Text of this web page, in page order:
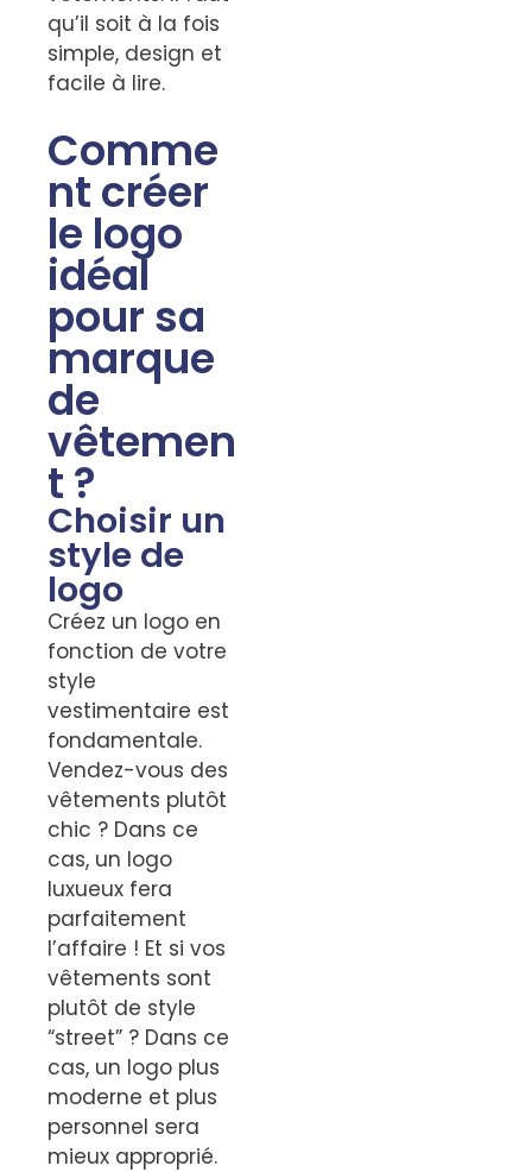
qu’il soit à la fois
simple, design et
facile à lire.
Comme
nt créer
le logo
idéal
pour sa
marque
de
vêtemen
t ?
Choisir un
style de
logo
Créez un logo en
fonction de votre
style
vestimentaire est
fondamentale.
Vendez-vous des
vêtements plutôt
chic ? Dans ce
cas, un logo
luxueux fera
parfaitement
l’affaire ! Et si vos
vêtements sont
plutôt de style
“street” ? Dans ce
cas, un logo plus
moderne et plus
personnel sera
mieux approprié.